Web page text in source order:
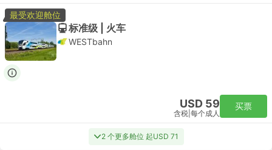
最受欢迎舱位
标准级 | 火车
WESTbahn
USD 59
含税 每个成人
买票
2 个更多舱位 起USD 71